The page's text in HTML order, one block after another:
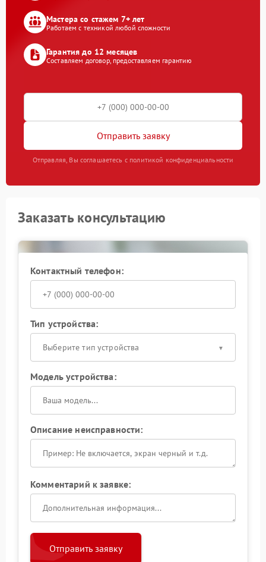
Мастера со стажем 7+ лет
Работаем с техникой любой сложности
Гарантия до 12 месяцев
Составляем договор, предоставляем гарантию
Отправить заявку
Отправляя, Вы соглашаетесь с политикой конфиденциальности
Заказать консультацию
Контактный телефон:
Тип устройства:
Выберите тип устройства
Модель устройства:
Описание неисправности:
Комментарий к заявке:
Отправить заявку